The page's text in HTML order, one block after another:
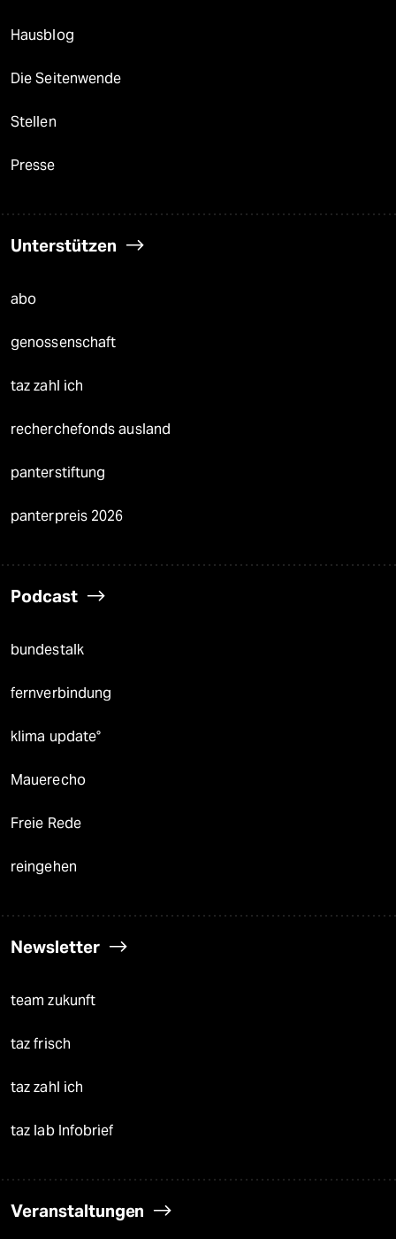
Hausblog
Die Seitenwende
Stellen
Presse
Unterstützen
abo
genossenschaft
taz zahl ich
recherchefonds ausland
panterstiftung
panterpreis 2026
Podcast
bundestalk
fernverbindung
klima update°
Mauerecho
Freie Rede
reingehen
Newsletter
team zukunft
taz frisch
taz zahl ich
taz lab Infobrief
Veranstaltungen